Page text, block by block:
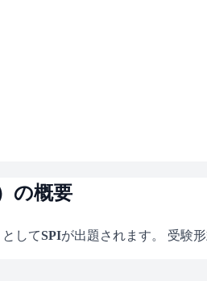
の概要
してSPIが出題されます。 受験